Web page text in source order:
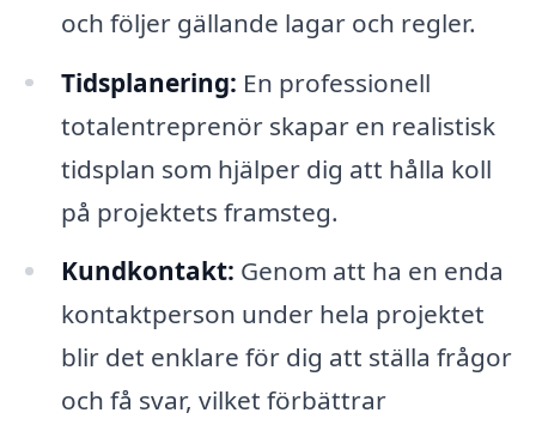
och följer gällande lagar och regler.
Tidsplanering: En professionell
totalentreprenör skapar en realistisk
tidsplan som hjälper dig att hålla koll
på projektets framsteg.
Kundkontakt: Genom att ha en enda
kontaktperson under hela projektet
blir det enklare för dig att ställa frågor
och få svar, vilket förbättrar